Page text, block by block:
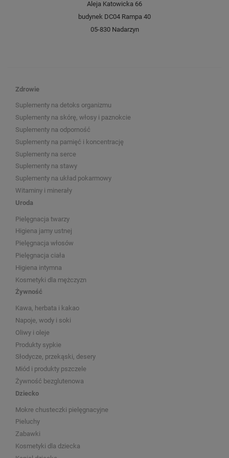
Aleja Katowicka 66
budynek DC04 Rampa 40
05-830 Nadarzyn
Zdrowie
Suplementy na detoks organizmu
Suplementy na skórę, włosy i paznokcie
Suplementy na odporność
Suplementy na pamięć i koncentrację
Suplementy na serce
Suplementy na stawy
Suplementy na układ pokarmowy
Witaminy i minerały
Uroda
Pielęgnacja twarzy
Higiena jamy ustnej
Pielęgnacja włosów
Pielęgnacja ciała
Higiena intymna
Kosmetyki dla mężczyzn
Żywność
Kawa, herbata i kakao
Napoje, wody i soki
Oliwy i oleje
Produkty sypkie
Słodycze, przekąski, desery
Miód i produkty pszczele
Żywność bezglutenowa
Dziecko
Mokre chusteczki pielęgnacyjne
Pieluchy
Zabawki
Kosmetyki dla dziecka